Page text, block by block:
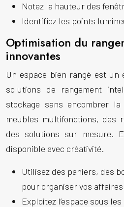
Notez la hauteur des
Identifiez les points
Optimisation du
innovantes
Un espace bien rangé est un
solutions de rangement
stockage sans encombrer
meubles multifonctions, des
des solutions sur mesure.
disponible avec créativité.
Utilisez des paniers, des
pour organiser vos
Exploitez l’espace sous